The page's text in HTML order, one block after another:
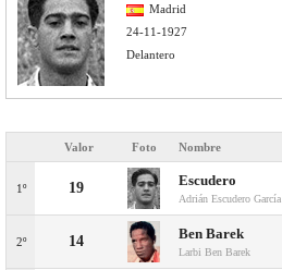
Madrid
24-11-1927
Delantero
Valor Foto Nombre
1º 19 Escudero
Adrián Escudero García
2º 14 Ben Barek
Larbi Ben Barek